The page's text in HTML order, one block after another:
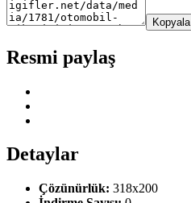
Kopyala
Resmi paylaş
Detaylar
Çözünürlük: 318x200